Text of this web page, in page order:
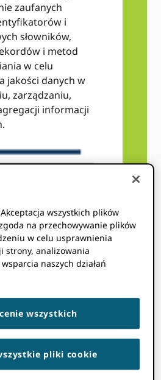
zaufanych
i
słowników,
i metod
w celu
jakości danych w
zarządzaniu,
informacji
i ORCID mają
wszystkich plików
na przechowywanie plików
w celu usprawnienia
strony, analizowania
naszych działań
wszystkich
pliki cookie